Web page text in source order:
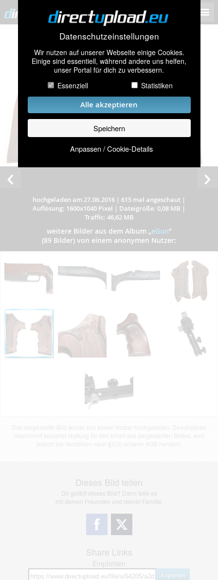
Datenschutzeinstellungen
Wir nutzen auf unserer Webseite einige Cookies.
Einige sind essentiell, während andere uns helfen,
unser Portal für dich zu verbessern.
Essenziell
Statistiken
Alle akzeptieren
Speichern
Anpassen / Cookie-Details
hochgeladen am 27.06.2016 | 615 mal angeschaut |
Auflösung: 1600x1040 Pixel | Dateigröße: 0,08 MB |
Traffic: 46,62 MB
weitere Bilder aus dem Album „eGun”
(89 Bilder) von einem anonymen Nutzer:
jedoch bei Verstößen nach §2(3) unserer AGB handeln.
Dieses Bild teilen
Dir gefällt dieses Bild? Dann teile es
mit deinen Freunden und deiner Familie.
Share Links
Empfohlen
kopieren